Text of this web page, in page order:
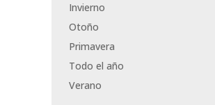
Invierno
Otoño
Primavera
Todo el año
Verano